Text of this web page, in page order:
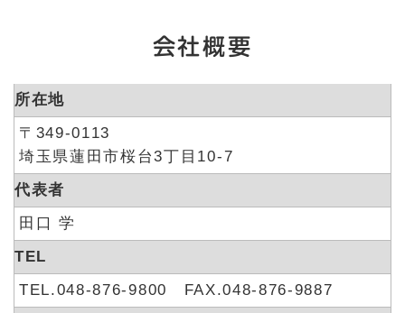
会社概要
所在地
〒349-0113
埼玉県蓮田市桜台3丁目10-7
代表者
田口 学
TEL
TEL.048-876-9800 FAX.048-876-9887